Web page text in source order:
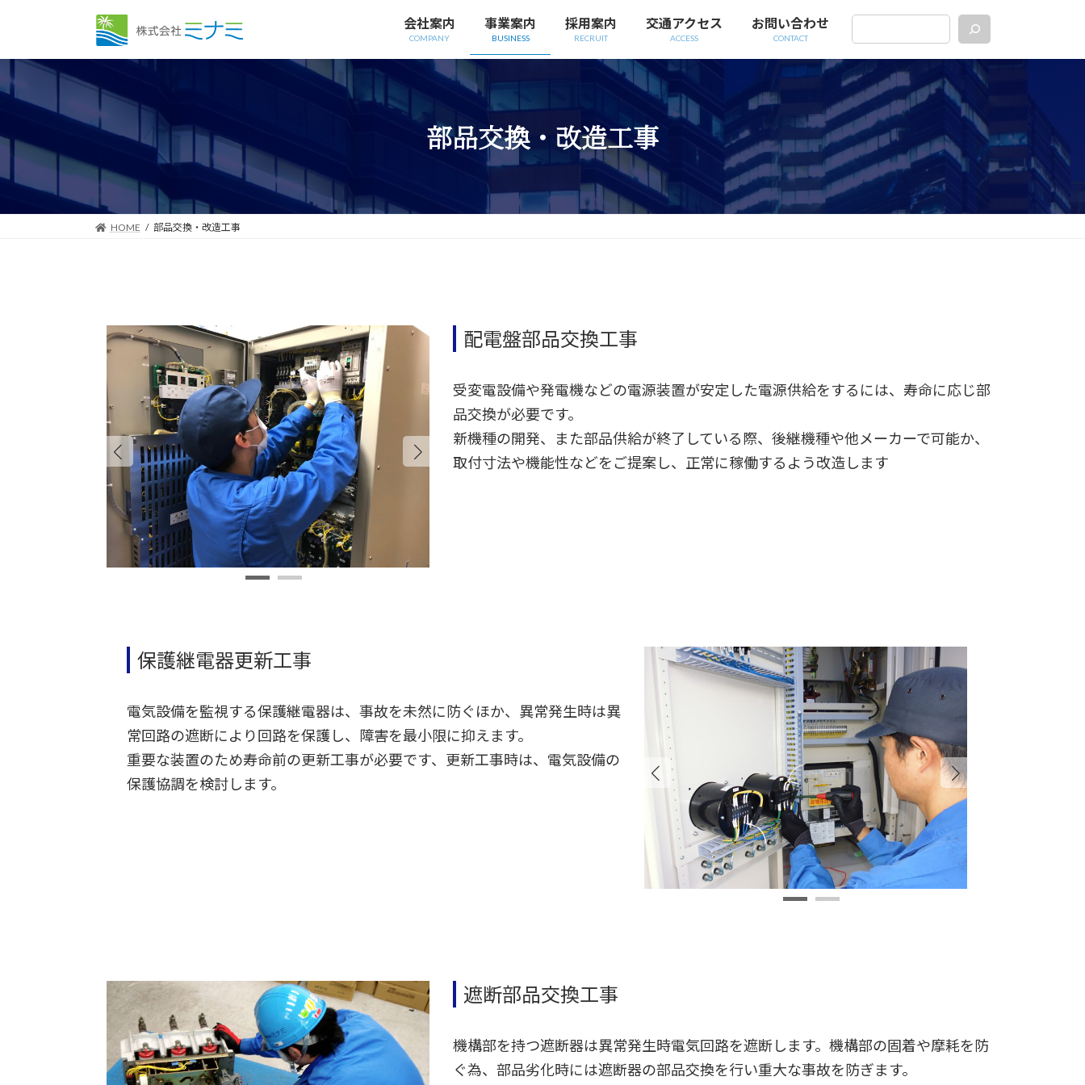
ツ
キ
プ
シ
に
動
会社案内
COMPANY
事業案内
BUSINESS
採用案内
RECRUIT
交通アクセス
ACCESS
お問い合わせ
CONTACT
部品交換・改造工事
HOME 部品交換・改造工事
配電盤部品交換工事
受変電設備や発電機などの電源装置が安定した電源供給をするには、 寿命に応じ部
品交換が必要です。
新機種の開発、また部品供給が終了している際、 後継機種や他メーカーで可能か、
取付寸法や機能性などをご提案し、 正常に稼働するよう改造します
保護継電器更新工事
電気設備を監視する保護継電器は、事故を未然に防ぐほか、 異常発生時は異
常回路の遮断により回路を保護し、 障害を最小限に抑えます。
重要な装置のため寿命前の更新工事が必要です、更新工事時は、 電気設備の
保護協調を検討します。
遮断部品交換工事
機構部を持つ遮断器は異常発生時電気回路を遮断します。 機構部の固着や摩耗を防
ぐ為、部品劣化時には遮断器の部品交換を行い重大な事故を防ぎます。